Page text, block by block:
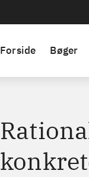
Forside Bøger